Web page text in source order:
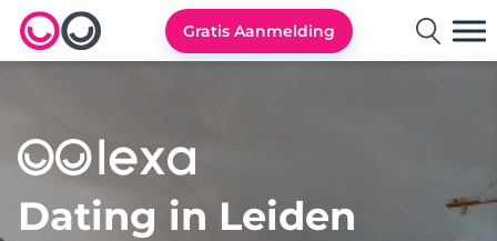
Lexa logo
Gratis Aanmelding
Dating in Leiden